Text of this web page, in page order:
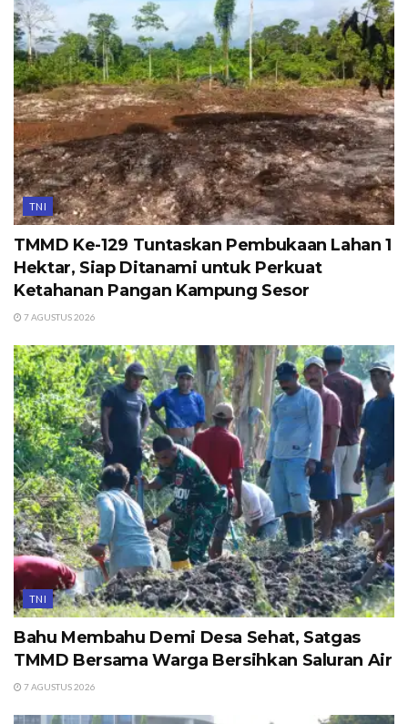
TNI
TMMD Ke-129 Tuntaskan Pembukaan Lahan 1
Hektar, Siap Ditanami untuk Perkuat
Ketahanan Pangan Kampung Sesor
7 AGUSTUS 2026
TNI
Bahu Membahu Demi Desa Sehat, Satgas
TMMD Bersama Warga Bersihkan Saluran Air
7 AGUSTUS 2026